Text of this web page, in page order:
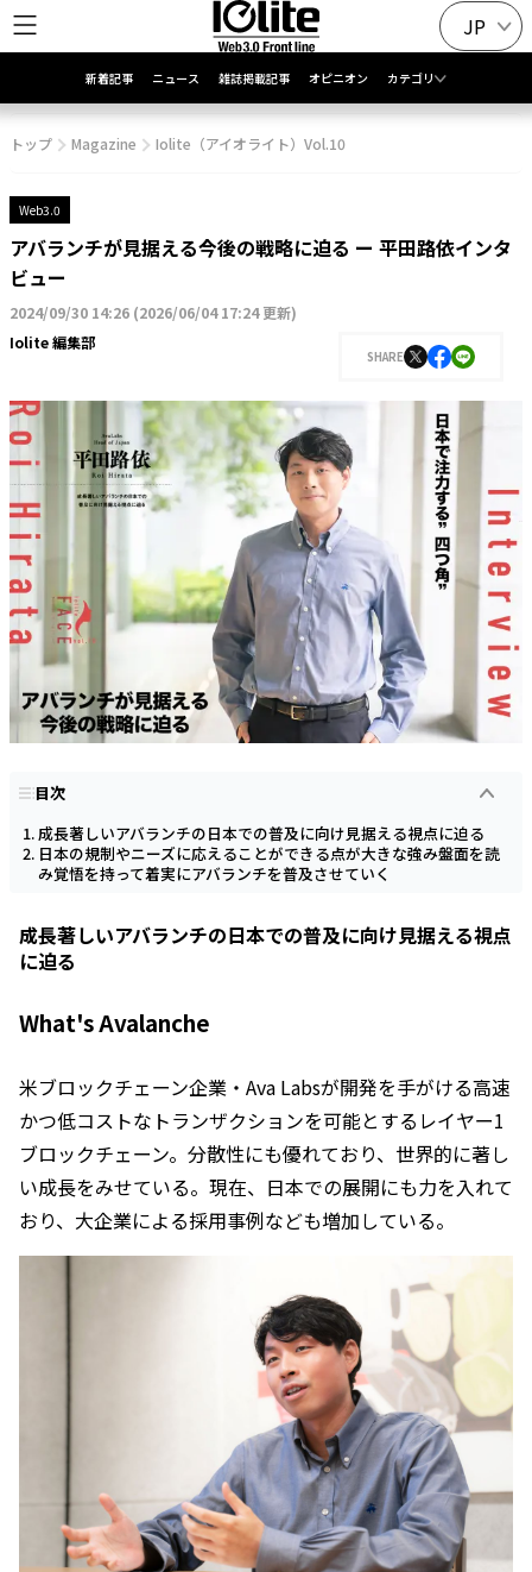
JP
新着記事 ニュース 雑誌掲載記事 オピニオン カテゴリ
トップ Magazine Iolite（アイオライト）Vol.10
Web3.0
アバランチが見据える今後の戦略に迫る ー 平田路依インタ
ビュー
2024/09/30 14:26 (2026/06/04 17:24 更新)
Iolite 編集部
SHARE
目次
成長著しいアバランチの日本での普及に向け見据える視点に迫る
日本の規制やニーズに応えることができる点が大きな強み盤面を読
み覚悟を持って着実にアバランチを普及させていく
成長著しいアバランチの日本での普及に向け見据える視点
に迫る
What's Avalanche
米ブロックチェーン企業・Ava Labsが開発を手がける高速
かつ低コストなトランザクションを可能とするレイヤー1
ブロックチェーン。分散性にも優れており、世界的に著し
い成長をみせている。現在、日本での展開にも力を入れて
おり、大企業による採用事例なども増加している。